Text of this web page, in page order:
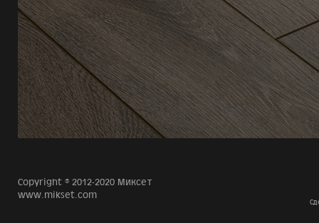
Copyright © 2012-2020 Миксет
www.mikset.com